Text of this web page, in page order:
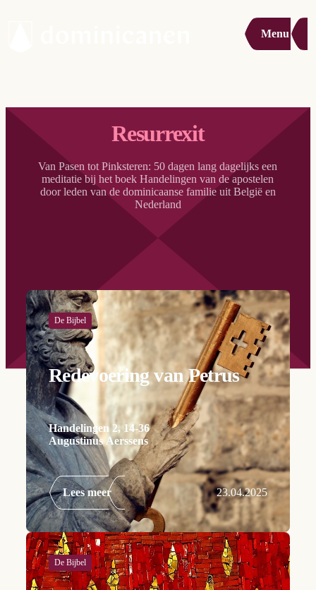
Menu
Resurrexit
Van Pasen tot Pinksteren: 50 dagen lang dagelijks een
meditatie bij het boek Handelingen van de apostelen
door leden van de dominicaanse familie uit België en
Nederland
De Bijbel
Redevoering van Petrus
Handelingen 2, 14-36
Augustinus Aerssens
Lees meer 23.04.2025
De Bijbel